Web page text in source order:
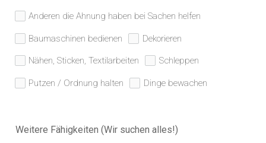
Anderen die Ahnung haben bei Sachen helfen
Baumaschinen bedienen Dekorieren
Nähen, Sticken, Textilarbeiten Schleppen
Putzen / Ordnung halten Dinge bewachen
Weitere Fähigkeiten (Wir suchen alles!)